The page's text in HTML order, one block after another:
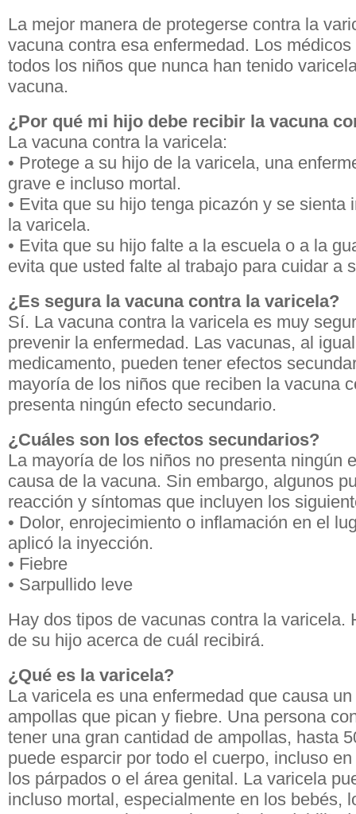
La mejor manera de protegerse contra la
vacuna contra esa enfermedad. Los
todos los niños que nunca han tenido
vacuna.
¿Por qué mi hijo debe recibir la vacuna
La vacuna contra la varicela:
• Protege a su hijo de la varicela, una
grave e incluso mortal.
• Evita que su hijo tenga picazón y se sienta
la varicela.
• Evita que su hijo falte a la escuela o a la
evita que usted falte al trabajo para cuidar a
¿Es segura la vacuna contra la varicela?
Sí. La vacuna contra la varicela es muy
prevenir la enfermedad. Las vacunas, al
medicamento, pueden tener efectos
mayoría de los niños que reciben la vacuna
presenta ningún efecto secundario.
¿Cuáles son los efectos secundarios?
La mayoría de los niños no presenta ningún
causa de la vacuna. Sin embargo, algunos
reacción y síntomas que incluyen los
• Dolor, enrojecimiento o inflamación en el
aplicó la inyección.
• Fiebre
• Sarpullido leve
Hay dos tipos de vacunas contra la varicela.
de su hijo acerca de cuál recibirá.
¿Qué es la varicela?
La varicela es una enfermedad que causa
ampollas que pican y fiebre. Una persona
tener una gran cantidad de ampollas, hasta
puede esparcir por todo el cuerpo, incluso
los párpados o el área genital. La varicela
incluso mortal, especialmente en los bebés,